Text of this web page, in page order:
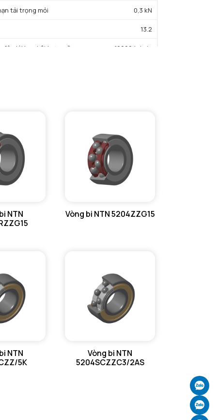
tải trọng mỏi 0,3 kN
13.2
độ giới hạn bôi trơn mỡ 16000 tr/min
kính vai tối đa OR
kính góc lượn tối đa trục & vỏ
NTN
Vòng bi NTN 5204ZZG15
NTN
5K
Vòng bi NTN
5204SCZZC3/2AS